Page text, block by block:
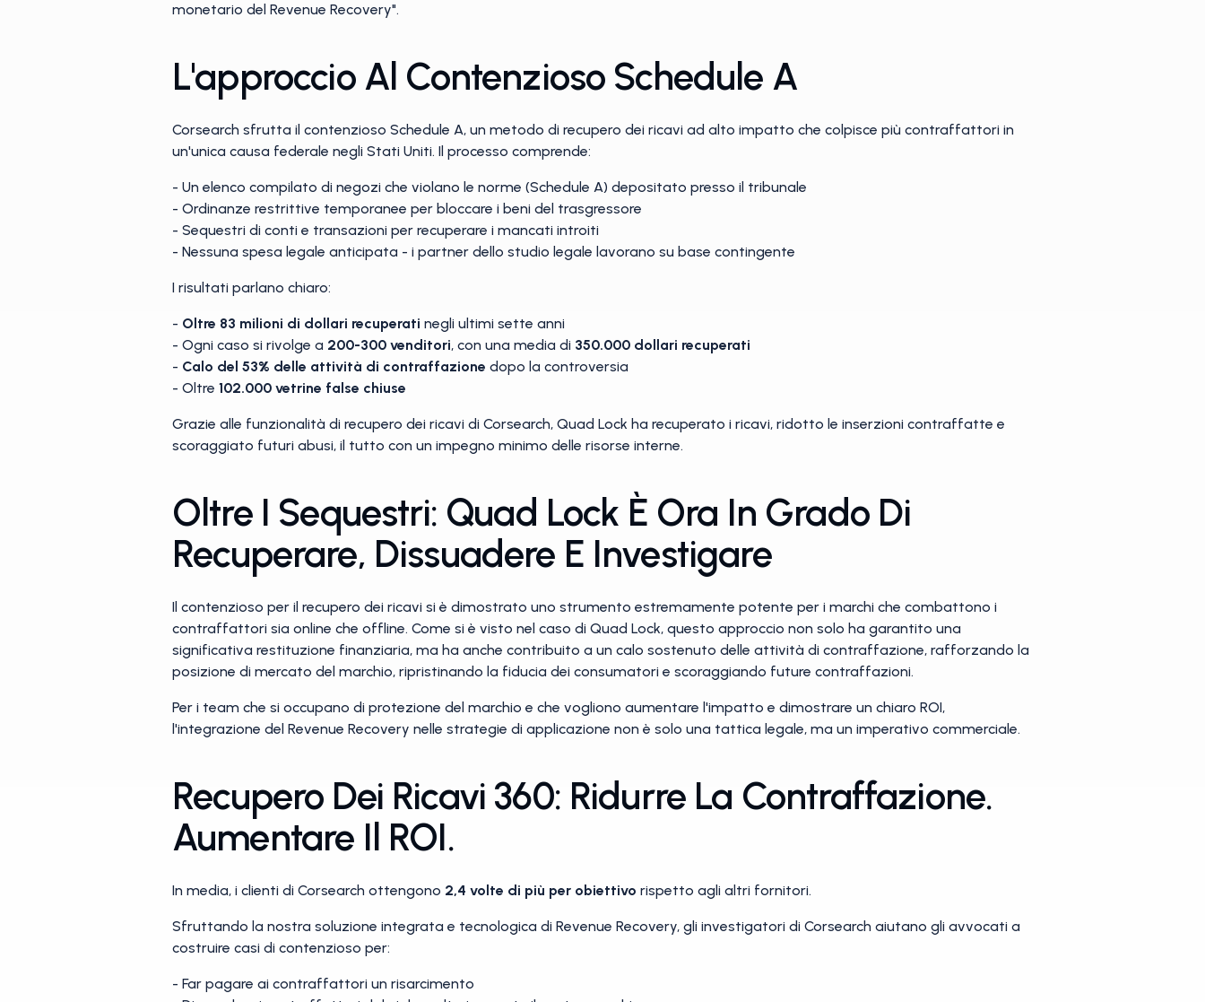
monetario del Revenue Recovery".
L'approccio Al Contenzioso Schedule A
Corsearch sfrutta il contenzioso Schedule A, un metodo di recupero dei ricavi ad alto impatto che colpisce più contraffattori in
un'unica causa federale negli Stati Uniti. Il processo comprende:
- Un elenco compilato di negozi che violano le norme (Schedule A) depositato presso il tribunale
- Ordinanze restrittive temporanee per bloccare i beni del trasgressore
- Sequestri di conti e transazioni per recuperare i mancati introiti
- Nessuna spesa legale anticipata - i partner dello studio legale lavorano su base contingente
I risultati parlano chiaro:
- Oltre 83 milioni di dollari recuperati negli ultimi sette anni
- Ogni caso si rivolge a 200-300 venditori, con una media di 350.000 dollari recuperati
- Calo del 53% delle attività di contraffazione dopo la controversia
- Oltre 102.000 vetrine false chiuse
Grazie alle funzionalità di recupero dei ricavi di Corsearch, Quad Lock ha recuperato i ricavi, ridotto le inserzioni contraffatte e
scoraggiato futuri abusi, il tutto con un impegno minimo delle risorse interne.
Oltre I Sequestri: Quad Lock È Ora In Grado Di
Recuperare, Dissuadere E Investigare
Il contenzioso per il recupero dei ricavi si è dimostrato uno strumento estremamente potente per i marchi che combattono i
contraffattori sia online che offline. Come si è visto nel caso di Quad Lock, questo approccio non solo ha garantito una
significativa restituzione finanziaria, ma ha anche contribuito a un calo sostenuto delle attività di contraffazione, rafforzando la
posizione di mercato del marchio, ripristinando la fiducia dei consumatori e scoraggiando future contraffazioni.
Per i team che si occupano di protezione del marchio e che vogliono aumentare l'impatto e dimostrare un chiaro ROI,
l'integrazione del Revenue Recovery nelle strategie di applicazione non è solo una tattica legale, ma un imperativo commerciale.
Recupero Dei Ricavi 360: Ridurre La Contraffazione.
Aumentare Il ROI.
In media, i clienti di Corsearch ottengono 2,4 volte di più per obiettivo rispetto agli altri fornitori.
Sfruttando la nostra soluzione integrata e tecnologica di Revenue Recovery, gli investigatori di Corsearch aiutano gli avvocati a
costruire casi di contenzioso per:
- Far pagare ai contraffattori un risarcimento